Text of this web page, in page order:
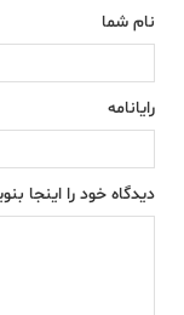
نام شما
رایانامه
دیدگاه خود را اینجا